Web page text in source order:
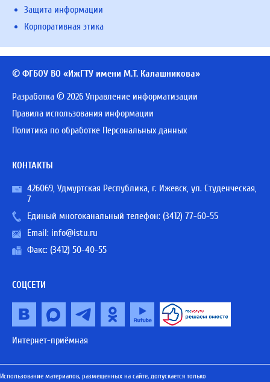
Защита информации
Корпоративная этика
© ФГБОУ ВО «ИжГТУ имени М.Т. Калашникова»
Разработка © 2026 Управление информатизации
Правила использования информации
Политика по обработке Персональных данных
КОНТАКТЫ
426069, Удмуртская Республика, г. Ижевск, ул. Студенческая,
7
Единый многоканальный телефон: (3412) 77-60-55
Email: info@istu.ru
Факс: (3412) 50-40-55
СОЦСЕТИ
Интернет-приёмная
Использование материалов, размещенных на сайте, допускается только